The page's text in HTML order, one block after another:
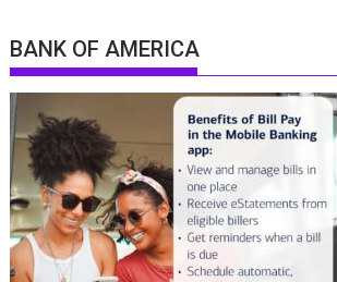
BANK OF AMERICA